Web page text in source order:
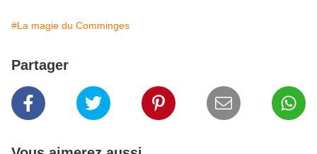
#La magie du Comminges
Partager